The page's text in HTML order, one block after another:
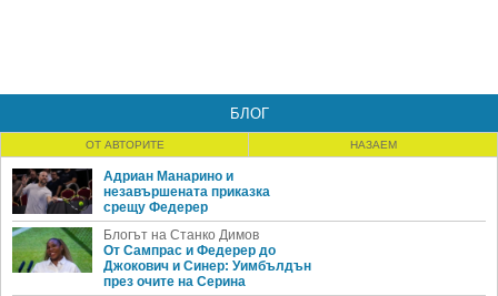
БЛОГ
ОТ АВТОРИТЕ НАЗАЕМ
Адриан Манарино и
незавършената приказка
срещу Федерер
Блогът на Станко Димов
От Сампрас и Федерер до
Джокович и Синер: Уимбълдън
през очите на Серина